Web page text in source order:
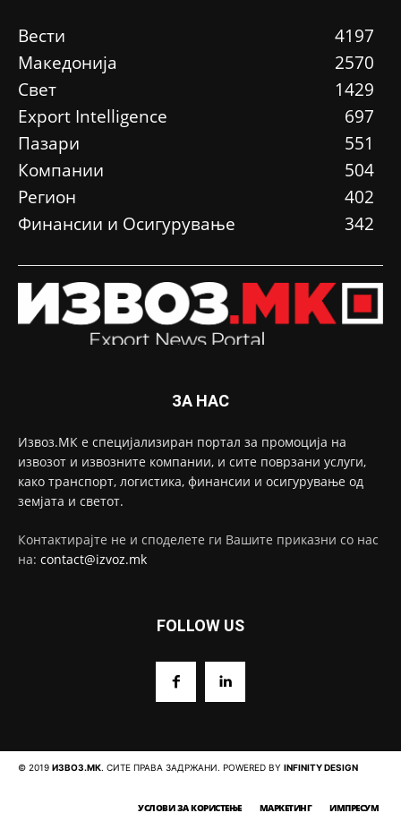
Вести
4197
Македонија
2570
Свет
1429
Еxport Intelligence
697
Пазари
551
Компании
504
Регион
402
Финансии и Осигурување
342
ЗА НАС
Извоз.МК е специјализиран портал за промоција на
извозот и извозните компании, и сите поврзани услуги,
како транспорт, логистика, финансии и осигурување од
земјата и светот.
Контактирајте не и споделете ги Вашите приказни со нас
на: contact@izvoz.mk
FOLLOW US
© 2019 ИЗВОЗ.МК. СИТЕ ПРАВА ЗАДРЖАНИ. POWERED BY INFINITY DESIGN
УСЛОВИ ЗА КОРИСТЕЊЕ МАРКЕТИНГ ИМПРЕСУМ